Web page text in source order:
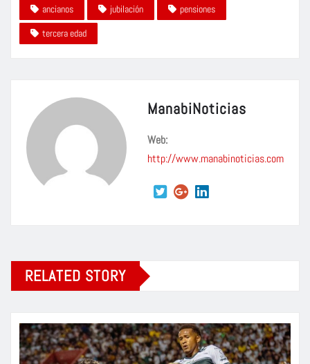
ancianos jubilación
pensiones
tercera edad
ManabiNoticias
Web:
http://www.manabinoticias.com
RELATED STORY